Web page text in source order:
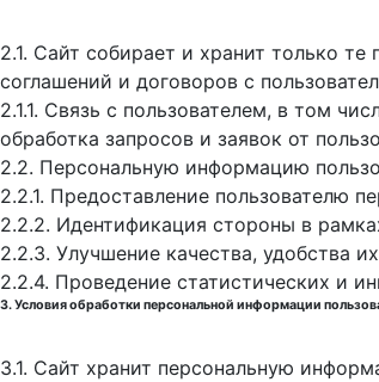
2.1. Сайт собирает и хранит только
соглашений и договоров с
2.1.1. Связь с пользователем, в том
обработка запросов и заявок от
2.2. Персональную информацию
2.2.1. Предоставление пользователю
2.2.2. Идентификация стороны в
2.2.3. Улучшение качества, удобства
2.2.4. Проведение статистических и
3. Условия обработки персональной информации
3.1. Сайт хранит персональную